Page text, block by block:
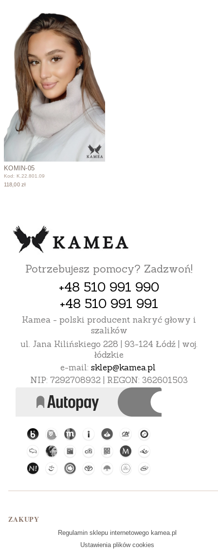
KOMIN-05
Kod: K.22.801.09
118,00 zł
Potrzebujesz pomocy? Zadzwoń!
+48 510 991 990
+48 510 991 991
Kamea - polski producent nakryć głowy i
szalików
ul. Jana Kilińskiego 228 | 93-124 Łódź | woj.
łódzkie
e-mail: sklep@kamea.pl
NIP: 7292708932 | REGON: 362601503
Linki w stopce
ZAKUPY
Regulamin sklepu internetowego kamea.pl
Ustawienia plików cookies